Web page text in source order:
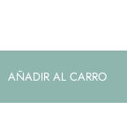
AÑADIR AL CARRO